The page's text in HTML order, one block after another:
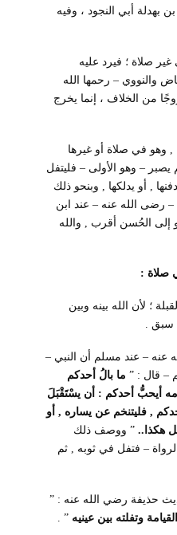
بهدلة أبي النجود ، وفيه
صلاة ؛ فيرد عليه
والنووي – رحمها الله
من الخلاف ، إنما يخرج
, وهو في صلاة أو غيرها
– وهو الأولى – فليتفل
, أو يدلكها , وبنحو ذلك
رضى الله عنه – عند ابن
إلى الحُسن أقرب , والله
صلاة :
؛ لأن الله بينه وبين
سبق .
عنه – عند مسلم أن النبي –
– قال : ” ما بالُ أحدكم
أيحبُّ أحدكم : أن يسْتَقْبَلَ
, فليتنخم عن يساره , أو
هكذا..” ووصف ذلك
– فتفل في ثوبه , ثم
حذيفة رضي الله عنه : ”
وتفلته بين عينيه ” .